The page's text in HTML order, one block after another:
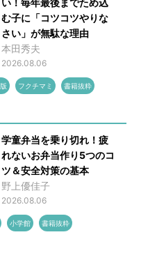
い！毎年最後までため込
む子に「コツコツやりな
さい」が無駄な理由
本田秀夫
2026.08.06
フクチマミ 書籍抜粋
学童弁当を乗り切れ！疲
れないお弁当作り5つのコ
ツ＆安全対策の基本
野上優佳子
2026.08.06
小学館 書籍抜粋